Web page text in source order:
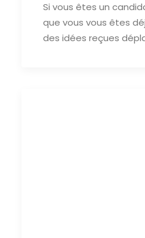
Si vous êtes un
que vous vous êtes
des idées reçues